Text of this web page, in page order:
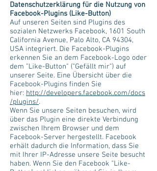
Datenschutzerklärung für die Nutzung von
Facebook-Plugins (Like-Button)
Auf unseren Seiten sind Plugins des
sozialen Netzwerks Facebook, 1601 South
California Avenue, Palo Alto, CA 94304,
USA integriert. Die Facebook-Plugins
erkennen Sie an dem Facebook-Logo oder
dem "Like-Button" ("Gefällt mir") auf
unserer Seite. Eine Übersicht über die
Facebook-Plugins finden Sie
hier: http://developers.facebook.com/docs
/plugins/.
Wenn Sie unsere Seiten besuchen, wird
über das Plugin eine direkte Verbindung
zwischen Ihrem Browser und dem
Facebook-Server hergestellt. Facebook
erhält dadurch die Information, dass Sie
mit Ihrer IP-Adresse unsere Seite besucht
haben. Wenn Sie den Facebook "Like-